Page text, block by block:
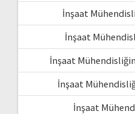
İnşaat
İnşaat
İnşaat
İnşaat
İnşaat